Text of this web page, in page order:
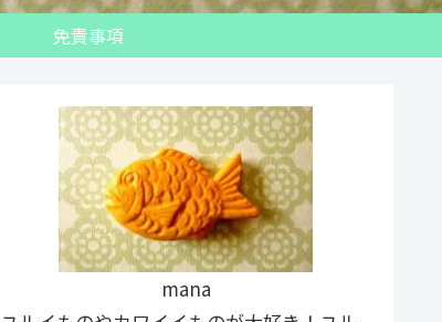
免責事項
mana